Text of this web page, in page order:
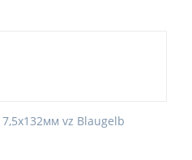
vz Blaugelb